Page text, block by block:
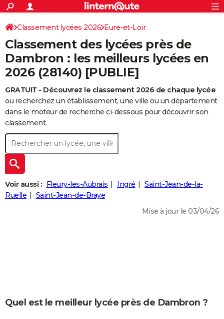
ACTUALITÉS
Politique
Société
Faits Divers
Education
Monde
Villes
+
SPORT
Coupe du monde 2026
Football
Tennis
Cyclisme
Rugby
Forum
CULTURE
Programme TV
TNT
Streaming
Cinéma
Sorties cinéma
Musique
+
FINANCE
Retraite
Impôts
Epargne
Immobilier
Risques naturels par ville
Banque
Assurance
Crédit
AUTO
Essais
Réserver un essai
Citadines
Berlines
SUV
Forum auto
+
HIGH-TECH
BRICOLAGE
Forum
Aménagement intérieur
Extérieur
Cuisine
Salle de bains
Jardinage
Rangement
+WEEK-END
Guides de France
Escapades
Patrimoine
Expositions
Musées
Week-end nature
+
LIFESTYLE
Art de vivre
Bien-être
Loisirs
Mode
Modes de vie
+SANTE
S'inscrire
Connexion
Classement lycées 2026 Eure-et-Loir
Classement des lycées près de
Dambron : les meilleurs lycées en
2026 (28140) [PUBLIE]
GRATUIT - Découvrez le classement 2026 de chaque lycée
ou recherchez un établissement, une ville ou un département
dans le moteur de recherche ci-dessous pour découvrir son
classement.
Voir aussi : Fleury-les-Aubrais Ingré
Saint-Jean-de-la-
Ruelle
Saint-Jean-de-Braye
Mise à jour le 03/04/26
Quel est le meilleur lycée près de Dambron ?